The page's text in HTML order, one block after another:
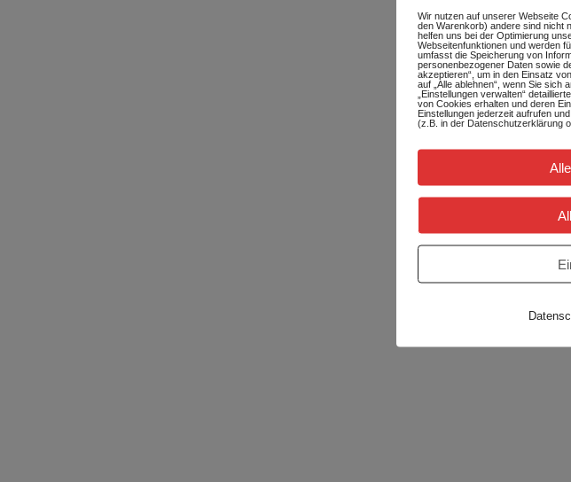
Wir nutzen auf unserer Webseite
den Warenkorb) andere sind nicht
helfen uns bei der Optimierung
Webseitenfunktionen und werden
umfasst die Speicherung von
personenbezogener Daten sowie
akzeptieren“, um in den Einsatz
auf „Alle ablehnen“, wenn Sie sich
„Einstellungen verwalten“
von Cookies erhalten und deren
Einstellungen jederzeit aufrufen
(z.B. in der Datenschutzerklärung